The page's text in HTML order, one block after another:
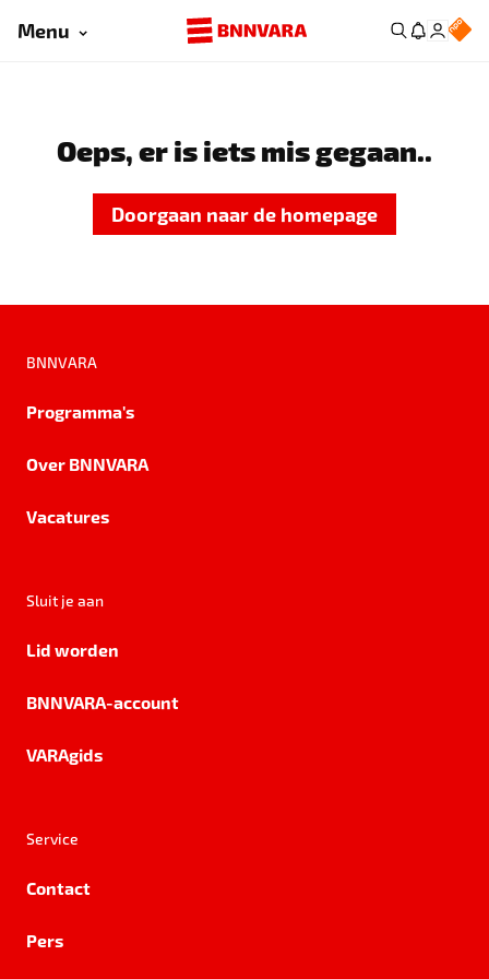
Menu
Oeps, er is iets mis gegaan..
Doorgaan naar de homepage
BNNVARA
Programma's
Over BNNVARA
Vacatures
Sluit je aan
Lid worden
BNNVARA-account
VARAgids
Service
Contact
Pers